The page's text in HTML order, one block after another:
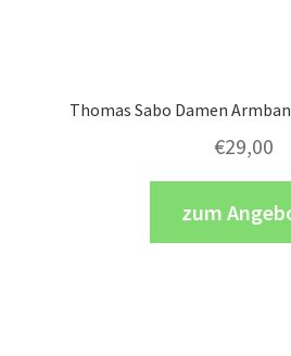
Thomas Sabo Damen
€29,00
zum